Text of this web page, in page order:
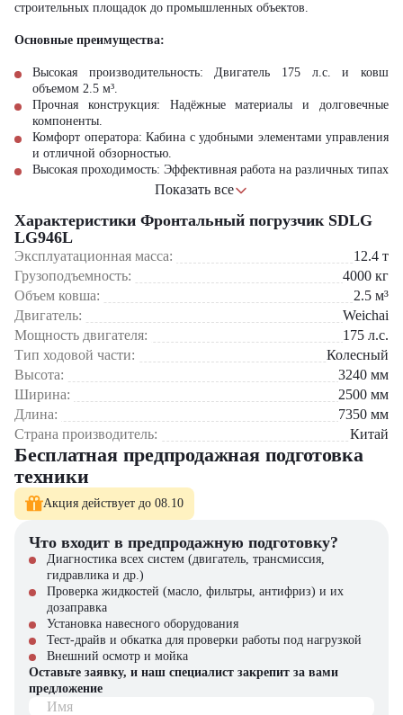
строительных площадок до промышленных объектов.
Основные преимущества:
Высокая производительность: Двигатель 175 л.с. и ковш
объемом 2.5 м³.
Прочная конструкция: Надёжные материалы и долговечные
компоненты.
Комфорт оператора: Кабина с удобными элементами управления
и отличной обзорностью.
Высокая проходимость: Эффективная работа на различных типах
система.
Фронтальный погрузчик SDLG LG946L станет надёжным и
производительным помощником, обеспечивая высокую
эффективность и комфорт в строительных и промышленных
условиях.
Показать все
Характеристики Фронтальный погрузчик SDLG
LG946L
Эксплуатационная масса: 12.4 т
Грузоподъемность:
4000 кг
Объем ковша:
2.5 м³
Двигатель:
Weichai
Мощность двигателя:
175 л.с.
Тип ходовой части:
Колесный
Высота:
3240 мм
Ширина:
2500 мм
Длина:
7350 мм
Страна производитель:
Китай
Бесплатная предпродажная подготовка
техники
Акция действует до 08.10
Что входит в предпродажную подготовку?
Диагностика всех систем (двигатель, трансмиссия,
гидравлика и др.)
Проверка жидкостей (масло, фильтры, антифриз) и их
дозаправка
Установка навесного оборудования
Тест-драйв и обкатка для проверки работы под нагрузкой
Внешний осмотр и мойка
Оставьте заявку, и наш специалист закрепит за вами
предложение
Имя